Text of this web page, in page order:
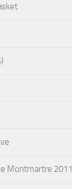
Montmartre 2011